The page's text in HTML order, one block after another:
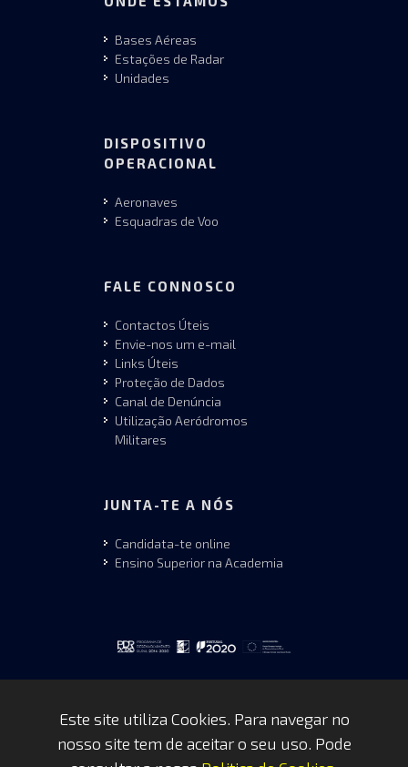
Bases Aéreas
Estações de Radar
Unidades
DISPOSITIVO
OPERACIONAL
Aeronaves
Esquadras de Voo
FALE CONNOSCO
Contactos Úteis
Envie-nos um e-mail
Links Úteis
Proteção de Dados
Canal de Denúncia
Utilização Aeródromos
Militares
JUNTA-TE A NÓS
Candidata-te online
Ensino Superior na Academia
Copyrights © 2026 by FAP - DCSI -
Este site utiliza Cookies. Para navegar no
nosso site tem de aceitar o seu uso. Pode